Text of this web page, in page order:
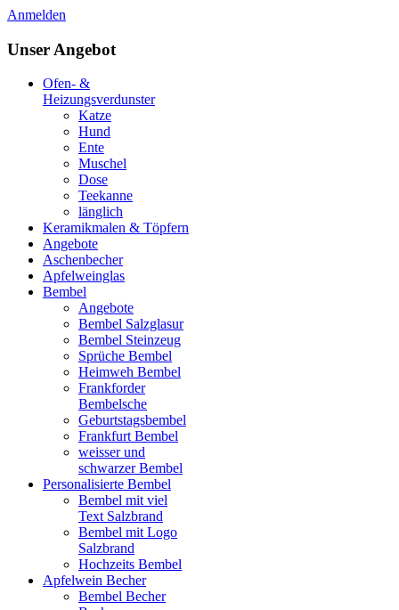
Anmelden
Unser Angebot
Ofen- &
Heizungsverdunster
Katze
Hund
Ente
Muschel
Dose
Teekanne
länglich
Keramikmalen & Töpfern
Angebote
Aschenbecher
Apfelweinglas
Bembel
Angebote
Bembel Salzglasur
Bembel Steinzeug
Sprüche Bembel
Heimweh Bembel
Frankforder
Bembelsche
Geburtstagsbembel
Frankfurt Bembel
weisser und
schwarzer Bembel
Personalisierte Bembel
Bembel mit viel
Text Salzbrand
Bembel mit Logo
Salzbrand
Hochzeits Bembel
Apfelwein Becher
Bembel Becher